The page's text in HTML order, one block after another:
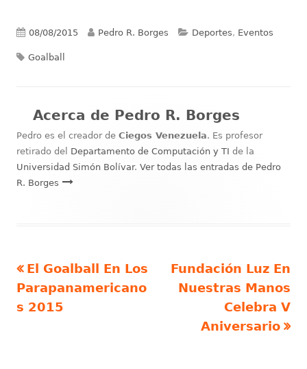
Publicado
el
08/08/2015 Autor
Pedro R. Borges Categorías
Deportes, Eventos
Etiquetas
Goalball
Acerca de Pedro R. Borges
Pedro es el creador de Ciegos Venezuela. Es profesor
retirado del Departamento de Computación y TI de la
Universidad Simón Bolívar. Ver todas las entradas de Pedro
R. Borges
Navegación
de
Artículo
anterior
El Goalball En Los
Parapanamericano
s 2015
Artículo
siguiente
Fundación Luz En
Nuestras Manos
Celebra V
Aniversario